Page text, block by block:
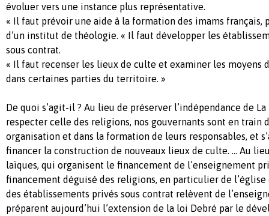
évoluer vers une instance plus représentative.
« Il faut prévoir une aide à la formation des imams français,
d’un institut de théologie. « Il faut développer les
sous contrat.
« Il faut recenser les lieux de culte et examiner les moyens
dans certaines parties du territoire. »
De quoi s’agit-il ? Au lieu de préserver l’indépendance de
respecter celle des religions, nos gouvernants sont en train
organisation et dans la formation de leurs responsables, et
financer la construction de nouveaux lieux de culte. … Au
laïques, qui organisent le financement de l’enseignement
financement déguisé des religions, en particulier de l’église
des établissements privés sous contrat relèvent de
préparent aujourd’hui l’extension de la loi Debré par le